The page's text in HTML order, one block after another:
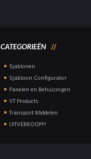
CATEGORIEËN
Sjablonen
Sjabloon Configurator
Panelen en Behuizingen
VT Products
Transport Middelen
UITVERKOOP!!!